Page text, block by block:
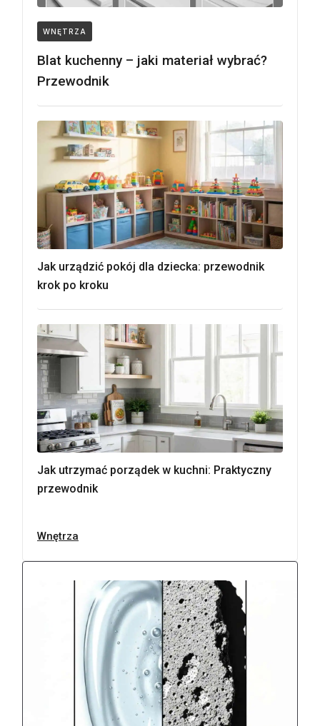
WNĘTRZA
Blat kuchenny – jaki materiał wybrać?
Przewodnik
Jak urządzić pokój dla dziecka: przewodnik
krok po kroku
Jak utrzymać porządek w kuchni: Praktyczny
przewodnik
Wnętrza